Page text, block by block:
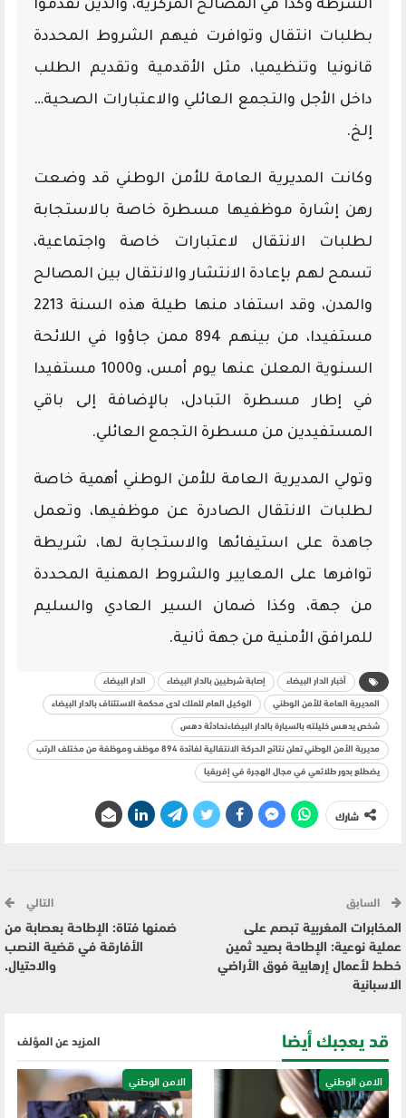
الشرطة وكذا في المصالح المركزية، والذين تقدموا
بطلبات انتقال وتوافرت فيهم الشروط المحددة
قانونيا وتنظيميا، مثل الأقدمية وتقديم الطلب
داخل الأجل والتجمع العائلي والاعتبارات الصحية…
إلخ.
وكانت المديرية العامة للأمن الوطني قد وضعت
رهن إشارة موظفيها مسطرة خاصة بالاستجابة
لطلبات الانتقال لاعتبارات خاصة واجتماعية،
تسمح لهم بإعادة الانتشار والانتقال بين المصالح
والمدن، وقد استفاد منها طيلة هذه السنة 2213
مستفيدا، من بينهم 894 ممن جاؤوا في اللائحة
السنوية المعلن عنها يوم أمس، و1000 مستفيدا
في إطار مسطرة التبادل، بالإضافة إلى باقي
المستفيدين من مسطرة التجمع العائلي.
وتولي المديرية العامة للأمن الوطني أهمية خاصة
لطلبات الانتقال الصادرة عن موظفيها، وتعمل
جاهدة على استيفائها والاستجابة لها، شريطة
توافرها على المعايير والشروط المهنية المحددة
من جهة، وكذا ضمان السير العادي والسليم
للمرافق الأمنية من جهة ثانية.
أخبار الدار البيضاء إصابة شرطيين بالدار البيضاء الدار البيضاء
المديرية العامة للأمن الوطني الوكيل العام للملك لدى محكمة الاستئناف بالدار البيضاء
شخص يدهس خليلته بالسيارة بالدار البيضاءنحادثة دهس
مديرية الأمن الوطني تعلن نتائج الحركة الانتقالية لفائدة 894 موظف وموظفة من مختلف الرتب
يضطلع بدور طلائعي في مجال الهجرة في إفريقيا
شارك
السابق
المخابرات المغربية تبصم على
عملية نوعية: الإطاحة بصيد ثمين
خطط لأعمال إرهابية فوق الأراضي
الاسبانية
التالي
ضمنها فتاة: الإطاحة بعصابة من
الأفارقة في قضية النصب
والاحتيال.
قد يعجبك أيضا المزيد عن المؤلف
الامن الوطني الامن الوطني